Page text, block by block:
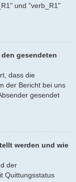
und "verb_R1"
gesendeten
dass die
der Bericht bei uns
gesendet
werden und wie
der
Quittungsstatus